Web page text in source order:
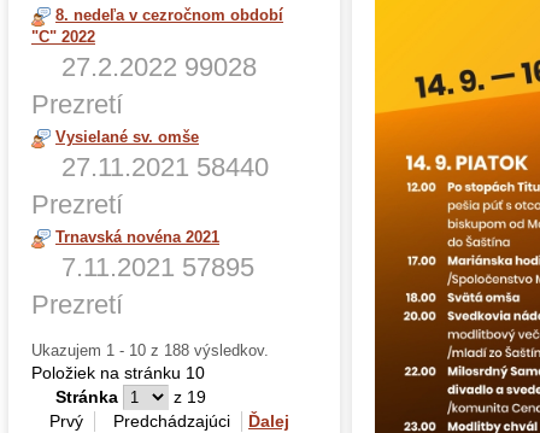
8. nedeľa v cezročnom období
"C" 2022
27.2.2022 99028
Prezretí
Vysielané sv. omše
27.11.2021 58440
Prezretí
Trnavská novéna 2021
7.11.2021 57895
Prezretí
Ukazujem 1 - 10 z 188 výsledkov.
Položiek na stránku 10
Stránka
z 19
Prvý
Predchádzajúci
Ďalej